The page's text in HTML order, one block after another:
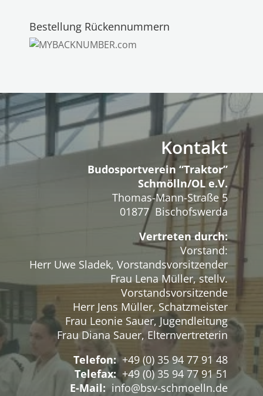
Bestellung Rückennummern
Kontakt
Budosportverein “Traktor”
Schmölln/OL e.V.
Thomas-Mann-Straße 5
01877 Bischofswerda
Vertreten durch:
Vorstand:
Herr Uwe Sladek, Vorstandsvorsitzender
Frau Lena Müller, stellv.
Vorstandsvorsitzende
Herr Jens Müller, Schatzmeister
Frau Leonie Sauer, Jugendleitung
Frau Diana Sauer, Elternvertreterin
Telefon:+49 (0) 35 94 77 91 48
Telefax: +49 (0) 35 94 77 91 51
E-Mail: info@bsv-schmoelln.de